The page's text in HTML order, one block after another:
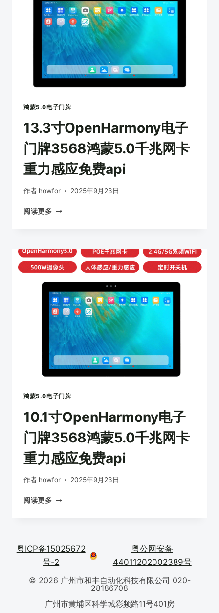
鸿
蒙
5.0
千
兆
网
卡
重
应
费
API
鸿蒙5.0电子门牌
13.3寸OpenHarmony电子
门牌3568鸿蒙5.0千兆网卡
重力感应免费api
作者 howfor 2025年9月23日
阅读更多 13.3
子
门
牌
3568
鸿
蒙
5.0
千
网
重
应
费
API
鸿蒙5.0电子门牌
10.1寸OpenHarmony电子
门牌3568鸿蒙5.0千兆网卡
重力感应免费api
作者 howfor 2025年9月23日
阅读更多 10.1
门
牌
鸿
5.0
粤ICP备15025672
号-2
粤公网安备
44011202002389号
© 2026 广州市和丰自动化科技有限公司 020-
28186708
广州市黄埔区科学城彩频路11号401房